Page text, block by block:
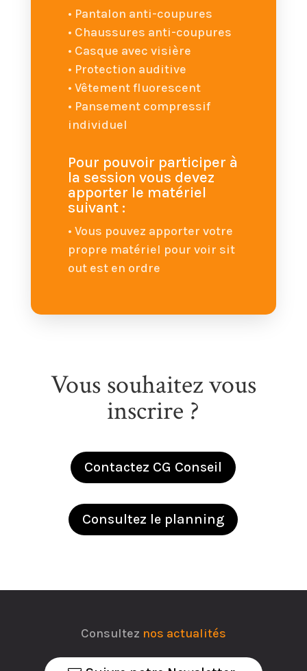
• Pantalon anti-coupures
• Chaussures anti-coupures
• Casque avec visière
• Protection auditive
• Vêtement fluorescent
• Pansement compressif
individuel
Pour pouvoir participer à
la session vous devez
apporter le matériel
suivant :
• Vous pouvez apporter votre
propre matériel pour voir sit
out est en ordre
Vous souhaitez vous
inscrire ?
Contactez CG Conseil
Consultez le planning
Consultez nos actualités